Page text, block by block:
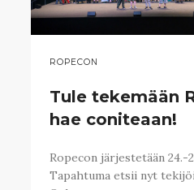
ROPECON
Tule tekemään
hae coniteaan!
Ropecon järjestetään 24.-
Tapahtuma etsii nyt